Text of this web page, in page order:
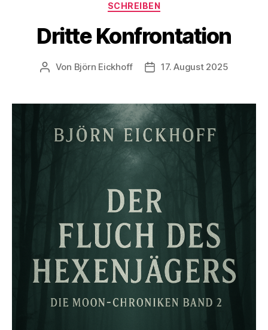
SCHREIBEN
Dritte Konfrontation
Beitragsautor
Von Björn Eickhoff Veröffentlichungsdatum
17. August 2025